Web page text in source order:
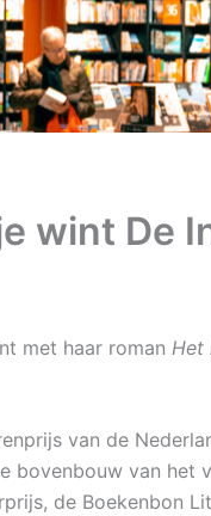
wint De
met haar roman Het
van de
bovenbouw van
de Boekenbon